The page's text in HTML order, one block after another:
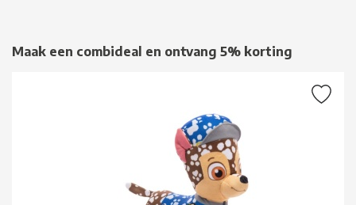
Maak een combideal en ontvang 5% korting